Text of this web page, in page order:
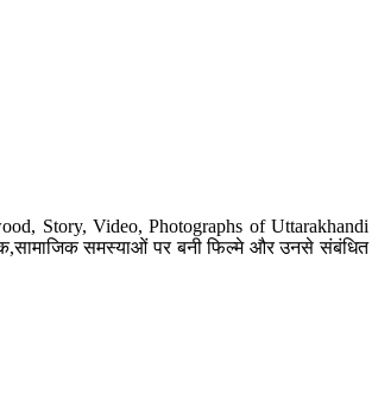
Story, Video, Photographs of Uttarakhandi
समस्याओं पर बनी फिल्मे और उनसे संबंधित